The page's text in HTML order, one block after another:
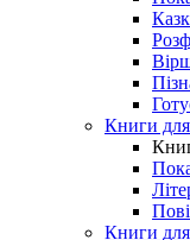
Книги
Книги